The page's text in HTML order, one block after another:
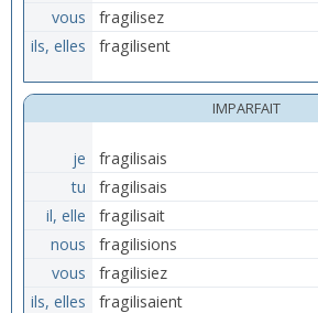
vous
fragilisez
ils, elles
fragilisent
IMPARFAIT
je
fragilisais
tu
fragilisais
il, elle
fragilisait
nous
fragilisions
vous
fragilisiez
ils, elles
fragilisaient